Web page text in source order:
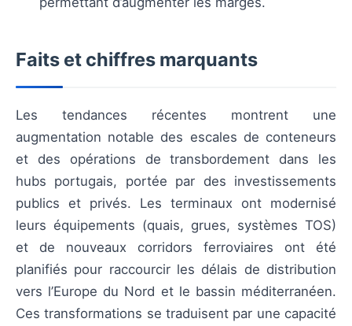
Faits et chiffres marquants
Les tendances récentes montrent une
augmentation notable des escales de conteneurs
et des opérations de transbordement dans les
hubs portugais, portée par des investissements
publics et privés. Les terminaux ont modernisé
leurs équipements (quais, grues, systèmes TOS)
et de nouveaux corridors ferroviaires ont été
planifiés pour raccourcir les délais de distribution
vers l’Europe du Nord et le bassin méditerranéen.
Ces transformations se traduisent par une capacité